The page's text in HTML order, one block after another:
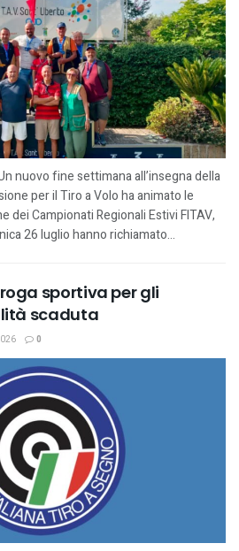
nuovo fine settimana all’insegna della
per il Tiro a Volo ha animato le
dei Campionati Regionali Estivi FITAV,
26 luglio hanno richiamato...
sportiva per gli
scaduta
0